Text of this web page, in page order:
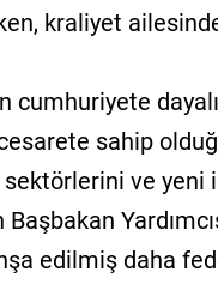
kraliyet
cumhuriyete
sahip
ve yeni
edilmiş daha